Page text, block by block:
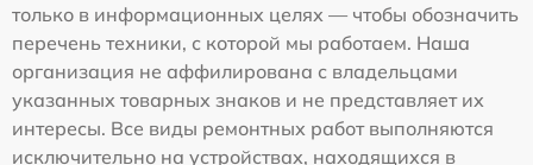
только в информационных целях — чтобы обозначить
перечень техники, с которой мы работаем. Наша
организация не аффилирована с владельцами
указанных товарных знаков и не представляет их
интересы. Все виды ремонтных работ выполняются
исключительно на устройствах, находящихся в